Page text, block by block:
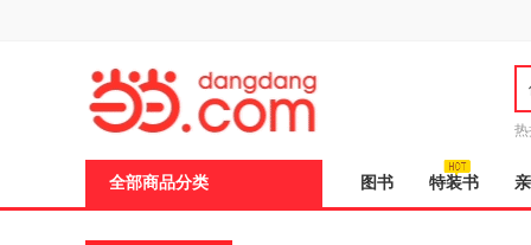
全部商品分类 图书 特装书
页